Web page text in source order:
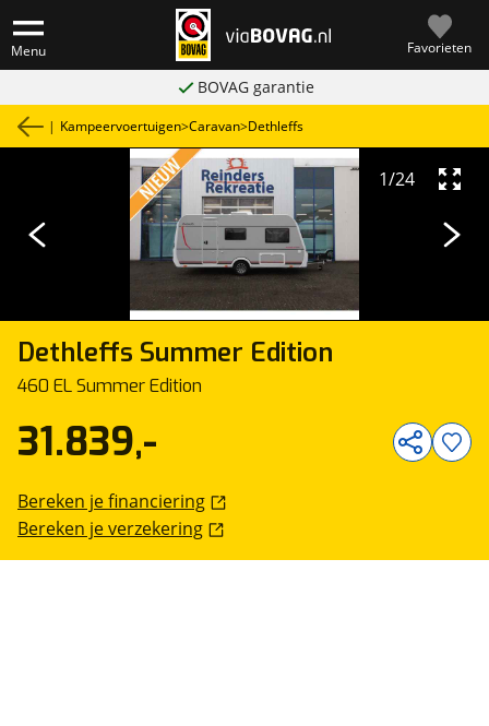
Menu Favorieten
BOVAG garantie
| Kampeervoertuigen>Caravan>Dethleffs
Dethleffs Summer Edition
460 EL Summer Edition
1/24
31.839,-
Bereken je financiering
Bereken je verzekering